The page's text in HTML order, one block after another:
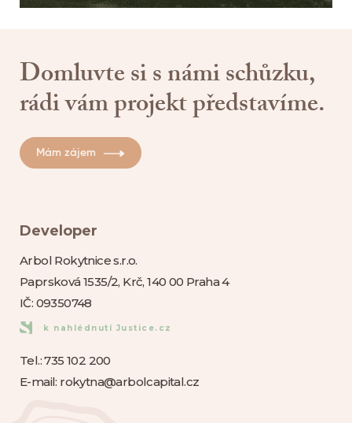
Domluvte si s námi schůzku,
rádi vám projekt představíme.
Mám zájem
Developer
Arbol Rokytnice s.r.o.
Paprsková 1535/2, Krč, 140 00 Praha 4
IČ: 09350748
k nahlédnutí Justice.cz
Tel.:735 102 200
E-mail: rokytna@arbolcapital.cz